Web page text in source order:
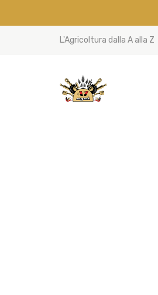
L'Agricoltura dalla A alla Z